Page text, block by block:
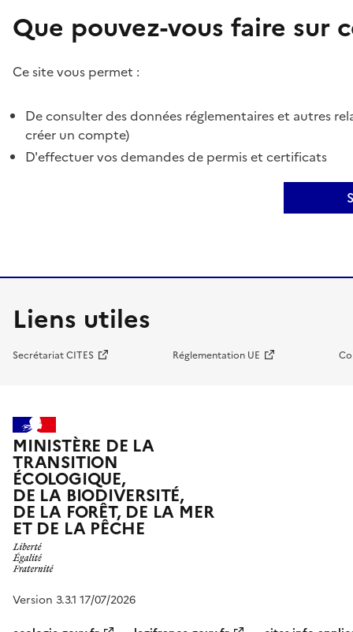
Que pouvez-vous faire sur
Ce site vous permet :
De consulter des données réglementaires et autres
créer un compte)
D'effectuer vos demandes de permis et certificats
Liens utiles
Secrétariat CITES Réglementation UE
MINISTÈRE DE LA
TRANSITION
ÉCOLOGIQUE,
DE LA BIODIVERSITÉ,
DE LA FORÊT, DE LA MER
ET DE LA PÊCHE
Version 3.3.1 17/07/2026